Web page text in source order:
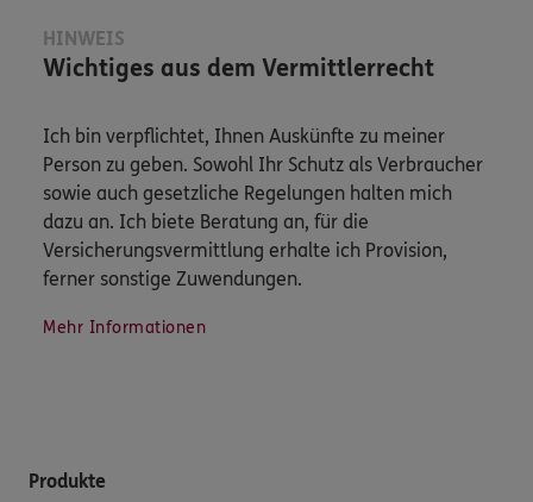
HINWEIS
Wichtiges aus dem Vermittlerrecht
Ich bin verpflichtet, Ihnen Auskünfte zu meiner
Person zu geben. Sowohl Ihr Schutz als Verbraucher
sowie auch gesetzliche Regelungen halten mich
dazu an. Ich biete Beratung an, für die
Versicherungsvermittlung erhalte ich Provision,
ferner sonstige Zuwendungen.
Mehr Informationen
Produkte